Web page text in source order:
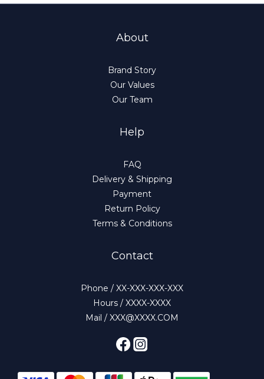
About
Brand Story
Our Values
Our Team
Help
FAQ
Delivery & Shipping
Payment
Return Policy
Terms & Conditions
Contact
Phone / XX-XXX-XXX-XXX
Hours / XXXX-XXXX
Mail / XXX@XXXX.COM